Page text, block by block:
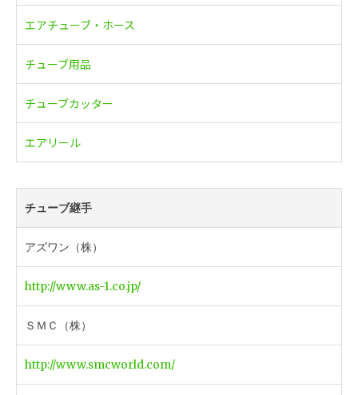
エアチューブ・ホース
チューブ用品
チューブカッター
エアリール
チューブ継手
アズワン（株）
http://www.as-1.co.jp/
ＳＭＣ（株）
http://www.smcworld.com/